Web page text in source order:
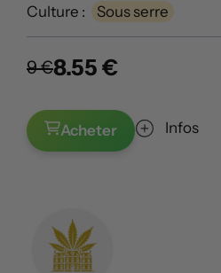
Culture : Sous serre
9 €8.55 €
Acheter Infos